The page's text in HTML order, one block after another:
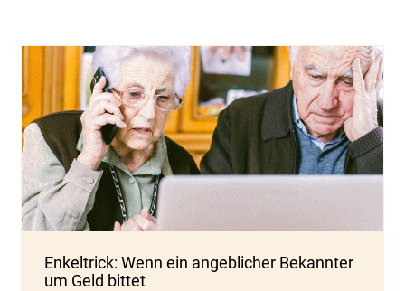
Enkeltrick: Wenn ein angeblicher Bekannter
um Geld bittet